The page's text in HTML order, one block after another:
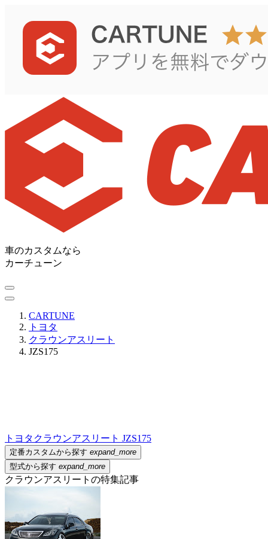
車のカスタムなら
カーチューン
CARTUNE
トヨタ
クラウンアスリート
JZS175
トヨタ クラウンアスリート JZS175
定番カスタムから探す expand_more
型式から探す expand_more
クラウンアスリートの特集記事